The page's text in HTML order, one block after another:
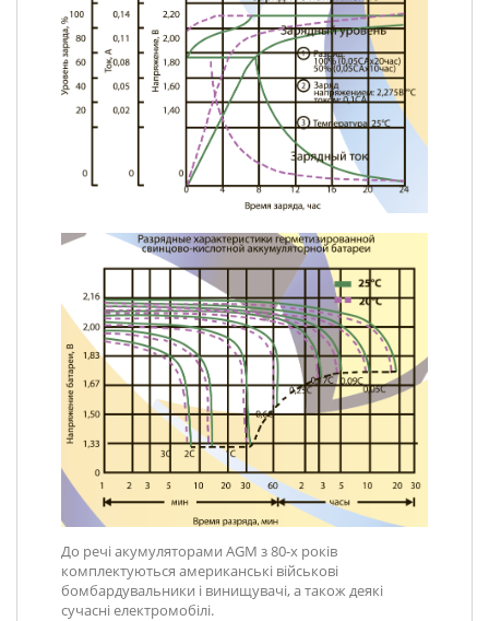
До речі акумуляторами AGM з 80-х років
комплектуються американські військові
бомбардувальники і винищувачі, а також деякі
сучасні електромобілі.